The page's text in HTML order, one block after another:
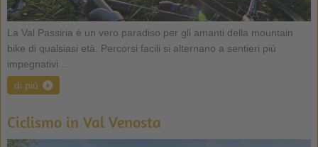
La Val Passiria è un vero paradiso per gli amanti della mountain
bike di qualsiasi età. Percorsi facili si alternano a sentieri più
impegnativi ...
di più
Ciclismo in Val Venosta